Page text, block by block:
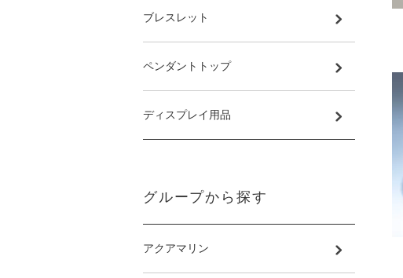
ブレスレット
ペンダントトップ
ディスプレイ用品
グループから探す
アクアマリン